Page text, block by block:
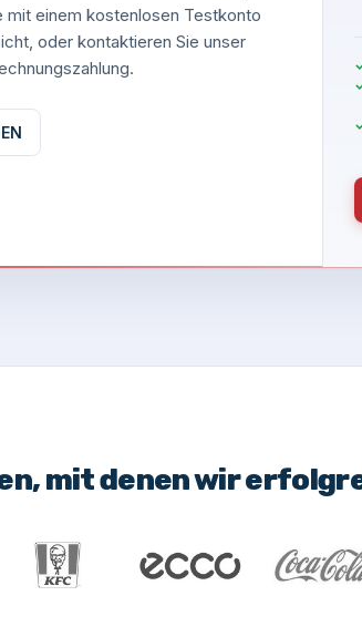
mit denen wir
mit einem kostenlosen Testkonto
oder kontaktieren Sie unser